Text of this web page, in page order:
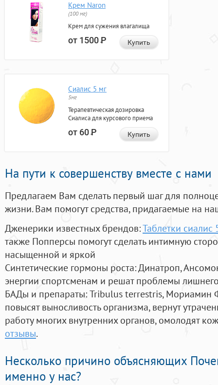
Крем Naron
(100 мг)
Крем для сужения влагалища
от 1500Р Купить
Сиалис 5 мг
5мг
Терапевтическая дозировка
Сиалиса для курсового приема
от 60Р Купить
На пути к совершенству вместе с нами
Предлагаем Вам сделать первый шаг для
жизни. Вам помогут средства, придагаемые на
Дженерики известных брендов:Таблетки сиалис
также Попперсы помогут сделать интимную
насыщенной и яркой
Синтетические гормоны роста: Динатроп,
энергии спортсменам и решат проблемы
БАДы и препараты:Tribulus terrestris, Мориамин
повысят выносливость организма, вернут
работу многих внутренних органов, омолодят
отзывы.
Несколько причино объясняющих
именно у нас?